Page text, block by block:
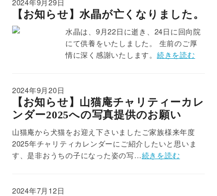
2024年9月29日
【お知らせ】水晶が亡くなりました。
水晶は、9月22日に逝き、24日に回向院
にて供養をいたしました。 生前のご厚
情に深く感謝いたします。 続きを読む
2024年9月20日
【お知らせ】山猫庵チャリティーカレ
ンダー2025への写真提供のお願い
山猫庵から犬猫をお迎え下さいましたご家族様来年度
2025年チャリティカレンダーにご紹介したいと思いま
す、是非おうちの子になった姿の写…続きを読む
2024年7月12日